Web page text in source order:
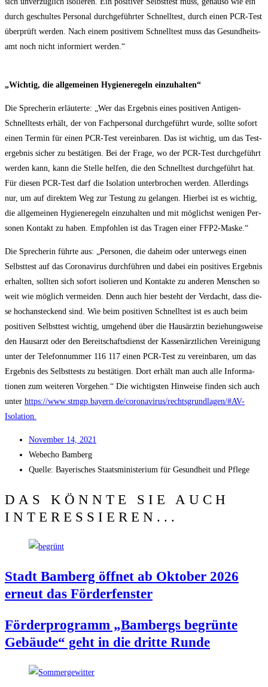
durch geschul­tes Per­so­nal durch­ge­führ­ter Schnell­test, durch einen PCR-Test
über­prüft wer­den. Nach einem posi­ti­vem Schnell­test muss das Gesund­heits­
amt noch nicht infor­miert werden.“
„Wich­tig, die all­ge­mei­nen Hygie­ne­re­geln einzuhalten“
Die Spre­che­rin erläu­ter­te: „Wer das Ergeb­nis eines posi­ti­ven Anti­gen-
Schnell­tests erhält, der von Fach­per­so­nal durch­ge­führt wur­de, soll­te sofort
einen Ter­min für einen PCR-Test ver­ein­ba­ren. Das ist wich­tig, um das Test­
ergeb­nis sicher zu bestä­ti­gen. Bei der Fra­ge, wo der PCR-Test durch­ge­führt
wer­den kann, kann die Stel­le hel­fen, die den Schnell­test durch­ge­führt hat.
Für die­sen PCR-Test darf die Iso­la­ti­on unter­bro­chen wer­den. Aller­dings
nur, um auf direk­tem Weg zur Tes­tung zu gelan­gen. Hier­bei ist es wich­tig,
die all­ge­mei­nen Hygie­ne­re­geln ein­zu­hal­ten und mit mög­lichst weni­gen Per­
so­nen Kon­takt zu haben. Emp­foh­len ist das Tra­gen einer FFP2-Maske.“
Die Spre­che­rin führ­te aus: „Per­so­nen, die daheim oder unter­wegs einen
Selbst­test auf das Coro­na­vi­rus durch­füh­ren und dabei ein posi­ti­ves Ergeb­nis
erhal­ten, soll­ten sich sofort iso­lie­ren und Kon­tak­te zu ande­ren Men­schen so
weit wie mög­lich ver­mei­den. Denn auch hier besteht der Ver­dacht, dass die­
se hoch­an­ste­ckend sind. Wie beim posi­ti­ven Schnell­test ist es auch beim
posi­ti­ven Selbst­test wich­tig, umge­hend über die Haus­ärz­tin bezie­hungs­wei­se
den Haus­arzt oder den Bereit­schafts­dienst der Kas­sen­ärzt­li­chen Ver­ei­ni­gung
unter der Tele­fon­num­mer 116 117 einen PCR-Test zu ver­ein­ba­ren, um das
Ergeb­nis des Selbst­tests zu bestä­ti­gen. Dort erhält man auch alle Infor­ma­
tio­nen zum wei­te­ren Vor­ge­hen.“ Die wich­tigs­ten Hin­wei­se fin­den sich auch
unter https://www.stmgp.bayern.de/coronavirus/rechtsgrundlagen/#AV-
Isolation.
Novem­ber 14, 2021
Web­echo Bamberg
Quel­le: Baye­ri­sches Staats­mi­nis­te­ri­um für Gesund­heit und Pflege
DAS KÖNNTE SIE AUCH
INTERESSIEREN...
Stadt Bam­berg öff­net ab Okto­ber 2026
erneut das Förderfenster
För­der­pro­gramm „Bam­bergs begrün­te
Gebäu­de“ geht in die drit­te Runde